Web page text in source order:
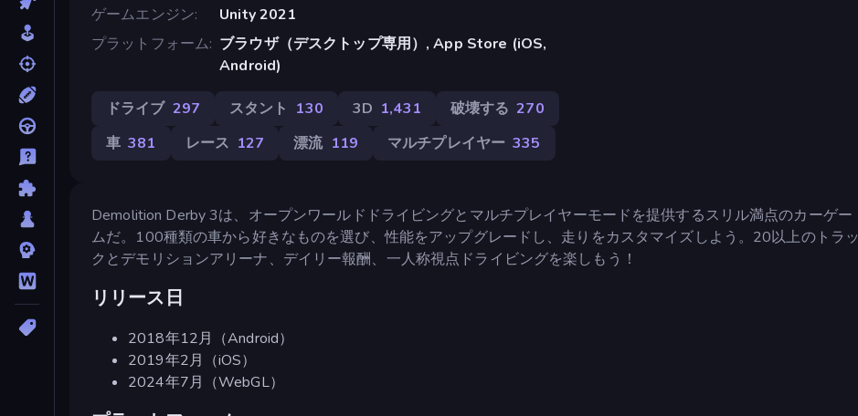
ゲームエンジン
Unity 2021
プラットフォーム ブラウザ（デスクトップ専用）, App Store (iOS,
Android)
ドライブ 297 スタント 130 3D 1,431 破壊する 270
車 381 レース 127 漂流 119 マルチプレイヤー 335
Demolition Derby 3は、オープンワールドドライビングとマルチプレイヤーモードを提供するスリル満点のカーゲー
ムだ。100種類の車から好きなものを選び、性能をアップグレードし、走りをカスタマイズしよう。20以上のトラッ
クとデモリションアリーナ、デイリー報酬、一人称視点ドライビングを楽しもう！
リリース日
2018年12月（Android）
2019年2月（iOS）
2024年7月（WebGL）